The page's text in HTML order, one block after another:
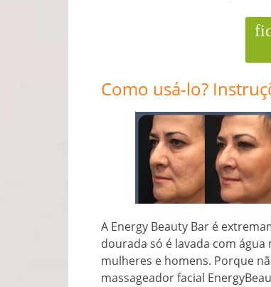
Como usá-lo?
A Energy Beauty Bar é
dourada só é lavada com
mulheres e homens. Porque
massageador facial